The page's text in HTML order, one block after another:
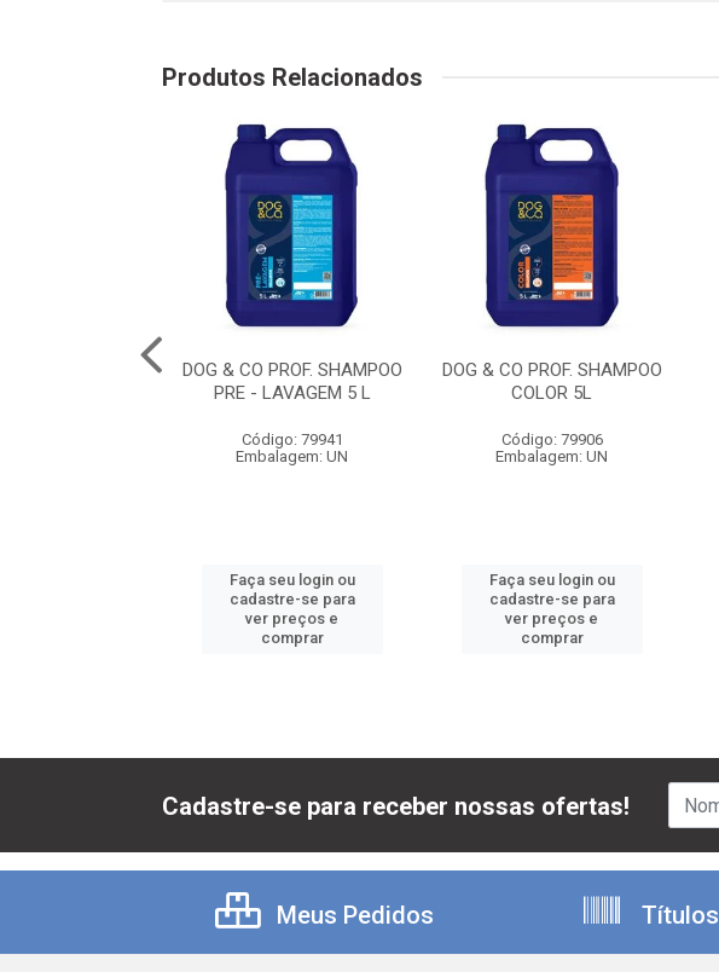
Produtos Relacionados
DOG & CO PROF. SHAMPOO
PRE - LAVAGEM 5 L
Código: 79941
Embalagem: UN
Faça seu login ou
cadastre-se para
ver preços e
comprar
DOG & CO PROF. SHAMPOO
COLOR 5L
Código: 79906
Embalagem: UN
Faça seu login ou
cadastre-se para
ver preços e
comprar
Cadastre-se para receber nossas ofertas!
Meus Pedidos Títulos